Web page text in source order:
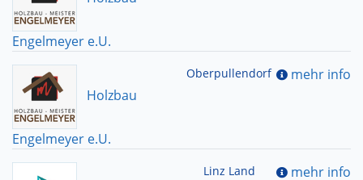
Engelmeyer e.U.
Holzbau
Engelmeyer e.U.
Oberpullendorf mehr info
Linz Land mehr info